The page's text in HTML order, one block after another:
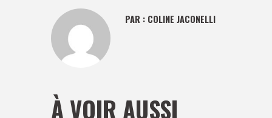
PAR : COLINE JACONELLI
À VOIR AUSSI